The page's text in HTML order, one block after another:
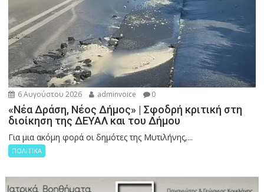
6 Αυγούστου 2026 adminvoice 0
«Νέα Δράση, Νέος Δήμος» | Σφοδρή κριτική στη
διοίκηση της ΔΕΥΑΛ και του Δήμου
Για μια ακόμη φορά οι δημότες της Μυτιλήνης,...
ΠΟΛΙΤΙΚΑ